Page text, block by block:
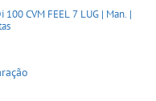
CVM FEEL 7 LUG | Man. |